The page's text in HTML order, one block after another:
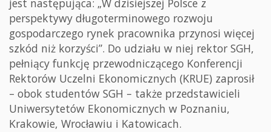
jest następująca: „W dzisiejszej Polsce z
perspektywy długoterminowego rozwoju
gospodarczego rynek pracownika przynosi więcej
szkód niż korzyści”. Do udziału w niej rektor SGH,
pełniący funkcję przewodniczącego Konferencji
Rektorów Uczelni Ekonomicznych (KRUE) zaprosił
– obok studentów SGH – także przedstawicieli
Uniwersytetów Ekonomicznych w Poznaniu,
Krakowie, Wrocławiu i Katowicach.